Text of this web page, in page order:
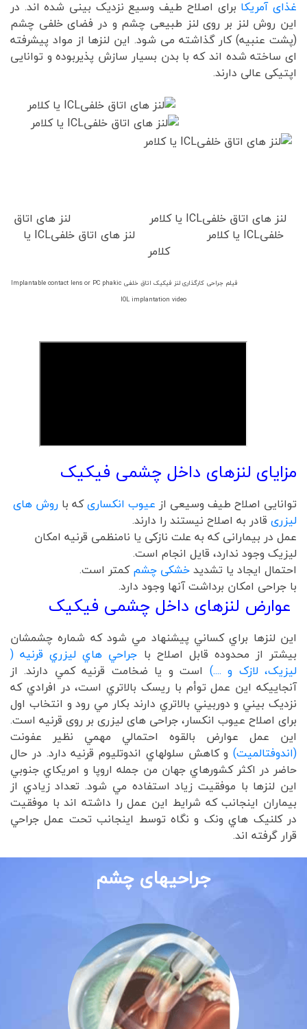
غذای آمریکا برای اصلاح طیف وسیع نزدیک بینی شده اند. در
این روش لنز بر روی لنز طبیعی چشم و در فضای خلفی چشم
(پشت عنبیه) کار گذاشته می شود. این لنزها از مواد پیشرفته
ای ساخته شده اند که با بدن بسیار سازش پذیربوده و توانایی
اپتیکی عالی دارند.
لنز های اتاق خلفیICL یا کلامر لنز های اتاق
خلفیICL یا کلامر لنز های اتاق خلفیICL یا
کلامر
فیلم جراحی کارگذاری لنز فیکیک اتاق خلفی Implantable contact lens or PC phakic
IOL implantation video
مزایای لنزهای داخل چشمی فیکیک
توانایی اصلاح طیف وسیعی از عیوب انکساریکه با روش های
لیزری قادر به اصلاح نیستند را دارند.
عمل در بیمارانی که به علت نازکی یا نامنظمی قرنیه امکان
لیزیک وجود ندارد، قایل انجام است.
احتمال ایجاد یا تشدیدخشکی چشمکمتر است.
با جراحی امکان برداشت آنها وجود دارد.
عوارض لنزهای داخل چشمی فیکیک
اين لنزها براي کساني پيشنهاد مي شود که شماره چشمشان
بيشتر از محدوده قابل اصلاح با جراحي هاي ليزري قرنيه (
ليزيک، لازک و ....) است و يا ضخامت قرنيه کمي دارند. از
آنجاييکه اين عمل توأم با ريسک بالاتري است، در افرادي که
نزديک بيني و دوربيني بالاتري دارند بکار مي رود و انتخاب اول
برای اصلاح عیوب انکسار، جراحی های لیزری بر روی قرنیه است.
اين عمل عوارض بالقوه احتمالي مهمي نظير عفونت
(اندوفتالميت) و کاهش سلولهاي اندوتليوم قرنيه دارد. در حال
حاضر در اکثر کشورهاي جهان من جمله اروپا و امريکاي جنوبي
این لنزها با موفقيت زياد استفاده مي شود. تعداد زيادي از
بيماران اينجانب که شرايط اين عمل را داشته اند با موفقيت
در کلنيک هاي ونک و نگاه توسط اينجانب تحت عمل جراحي
قرار گرفته اند.
جراحیهای چشم